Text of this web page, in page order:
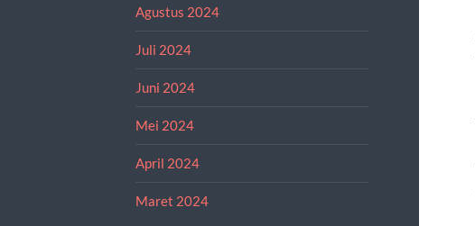
Agustus 2024
Juli 2024
Juni 2024
Mei 2024
April 2024
Maret 2024